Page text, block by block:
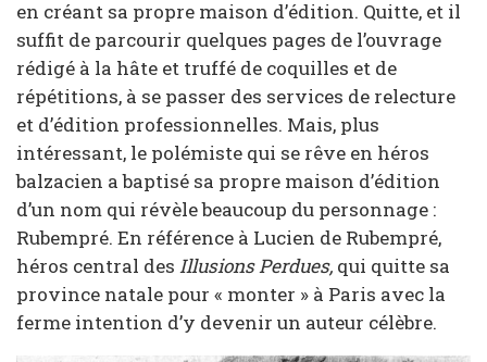
en créant sa propre maison d’édition. Quitte, et il
suffit de parcourir quelques pages de l’ouvrage
rédigé à la hâte et truffé de coquilles et de
répétitions, à se passer des services de relecture
et d’édition professionnelles. Mais, plus
intéressant, le polémiste qui se rêve en héros
balzacien a baptisé sa propre maison d’édition
d’un nom qui révèle beaucoup du personnage :
Rubempré. En référence à Lucien de Rubempré,
héros central des Illusions Perdues, qui quitte sa
province natale pour « monter » à Paris avec la
ferme intention d’y devenir un auteur célèbre.